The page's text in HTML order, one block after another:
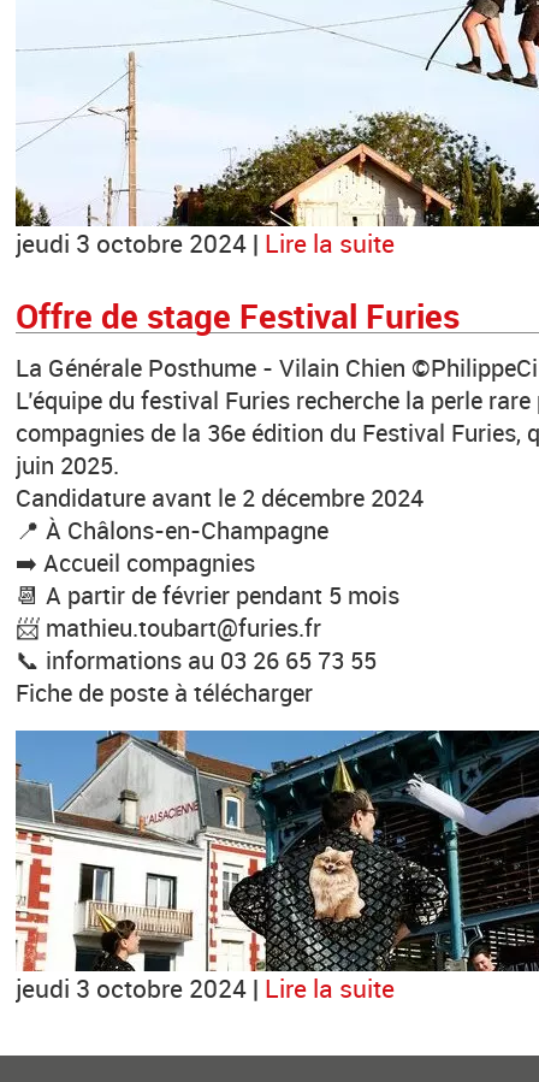
jeudi 3 octobre 2024 | Lire la suite
Offre de stage Festival Furies
La Générale Posthume - Vilain Chien
L’équipe du festival Furies recherche la perle
compagnies de la 36e édition du Festival Furies,
juin 2025.
Candidature avant le 2 décembre 2024
📍 À Châlons-en-Champagne
➡️ Accueil compagnies
📆 A partir de février pendant 5 mois
📨 mathieu.toubart@furies.fr
📞 informations au 03 26 65 73 55
Fiche de poste à télécharger
jeudi 3 octobre 2024 | Lire la suite